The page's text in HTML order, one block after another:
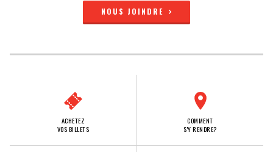
NOUS JOINDRE
ACHETEZ
VOS BILLETS
COMMENT
S'Y RENDRE?